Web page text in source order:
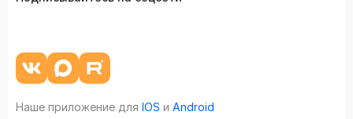
Наше приложение для IOS и Android